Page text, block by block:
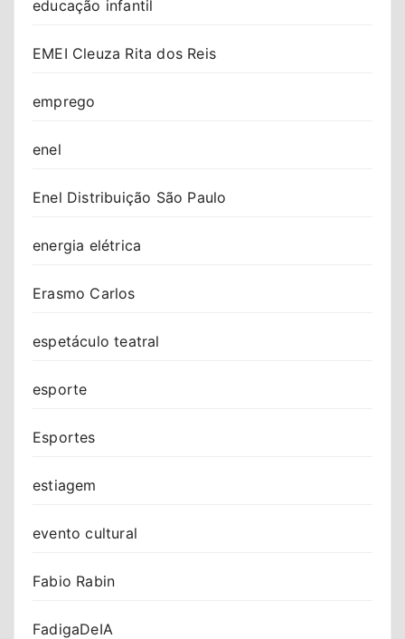
educação infantil
EMEI Cleuza Rita dos Reis
emprego
enel
Enel Distribuição São Paulo
energia elétrica
Erasmo Carlos
espetáculo teatral
esporte
Esportes
estiagem
evento cultural
Fabio Rabin
FadigaDeIA